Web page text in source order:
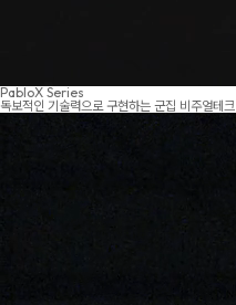
PabloX Series
독보적인 기술력으로 구현하는 군집 비주얼테크